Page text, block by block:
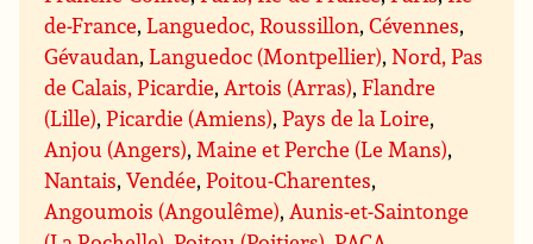
de-France,Languedoc, Roussillon,Cévennes,
Gévaudan,Languedoc (Montpellier),Nord, Pas
de Calais, Picardie, Artois (Arras),Flandre
(Lille),Picardie (Amiens),Pays de la Loire,
Anjou (Angers), Maine et Perche (Le Mans),
Nantais,Vendée,Poitou-Charentes,
Angoumois (Angoulême), Aunis-et-Saintonge